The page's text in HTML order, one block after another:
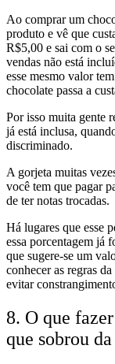
Ao comprar um
produto e vê que
R$5,00 e sai com o
vendas não está
esse mesmo valor
chocolate passa a
Por isso muita gente
já está inclusa,
discriminado.
A gorjeta muitas
você tem que pagar
de ter notas trocadas.
Há lugares que esse
essa porcentagem já
que sugere-se um
conhecer as regras
evitar
8. O que
que sobrou